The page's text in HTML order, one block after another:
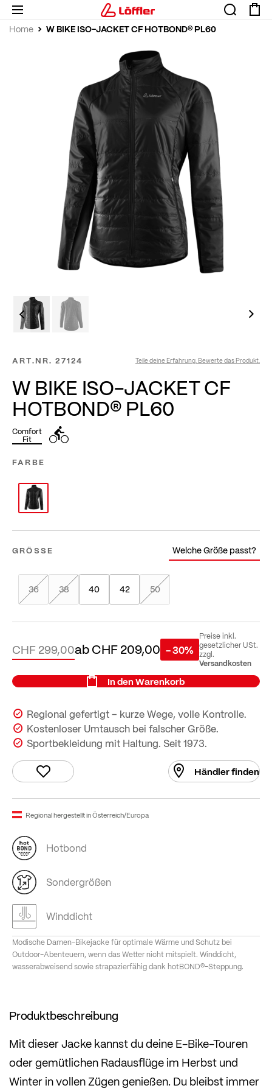
Home W BIKE ISO-JACKET CF HOTBOND® PL60
ART.NR. 27124 Teile deine Erfahrung. Bewerte das Produkt.
W BIKE ISO-JACKET CF
HOTBOND® PL60
Comfort
Fit
FARBE
GRÖSSE Welche Größe passt?
36 38 40 42 50
abCHF 209,00
CHF 299,00 - 30%
Preise inkl.
gesetzlicher USt.
zzgl.
Versandkosten
In den Warenkorb
Regional gefertigt – kurze Wege, volle Kontrolle.
Kostenloser Umtausch bei falscher Größe.
Sportbekleidung mit Haltung. Seit 1973.
Händler finden
Regional hergestellt in Österreich/Europa
Hotbond
Sondergrößen
Winddicht
Modische Damen-Bikejacke für optimale Wärme und Schutz bei
Outdoor-Abenteuern, wenn das Wetter nicht mitspielt. Winddicht,
wasserabweisend sowie strapazierfähig dank hotBOND®-Steppung.
Produktbeschreibung
Mit dieser Jacke kannst du deine E-Bike-Touren
oder gemütlichen Radausflüge im Herbst und
Winter in vollen Zügen genießen. Du bleibst immer